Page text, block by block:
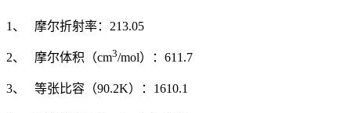
1、 摩尔折射率：213.05
2、 摩尔体积（cm3/mol）：611.7
3、 等张比容（90.2K）：1610.1